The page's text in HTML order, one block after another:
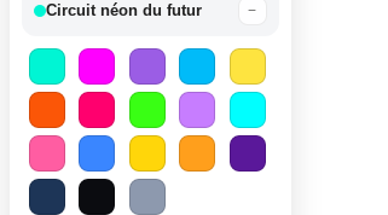
Circuit néon du futur −